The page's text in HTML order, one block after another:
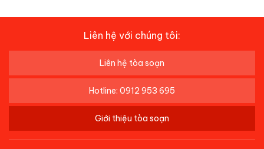
Liên hệ với chúng tôi:
Liên hệ tòa soạn
Hotline: 0912 953 695
Giới thiệu tòa soạn